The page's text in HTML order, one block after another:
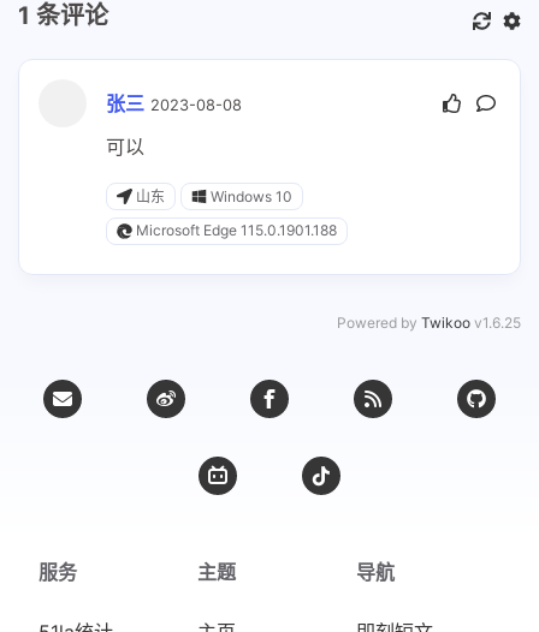
1 条评论
张三 2023-08-08
可以
山东
Windows 10
Microsoft Edge 115.0.1901.188
Powered by Twikoo v1.6.25
服务 主题 导航